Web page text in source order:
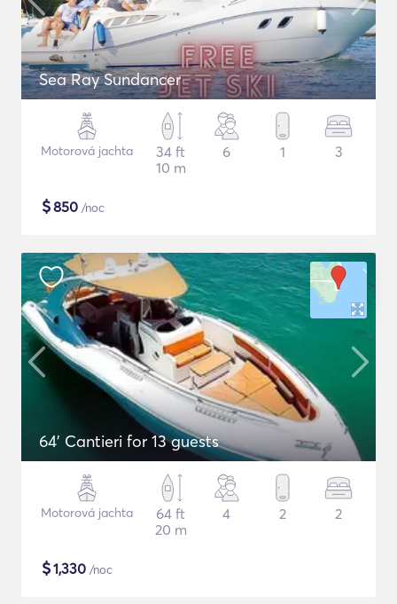
Sea Ray Sundancer
Motorová jachta
34 ft
10 m
6 1 3
$850 /noc
64' Cantieri for 13 guests
Motorová jachta
64 ft
20 m
4 2 2
$1,330 /noc